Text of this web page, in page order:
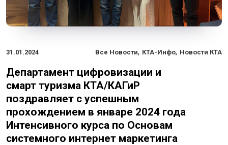
31.01.2024 Все Новости, КТА-Инфо, Новости КТА
Департамент цифровизации и
смарт туризма КТА/КАГиР
поздравляет с успешным
прохождением в январе 2024 года
Интенсивного курса по Основам
системного интернет маркетинга